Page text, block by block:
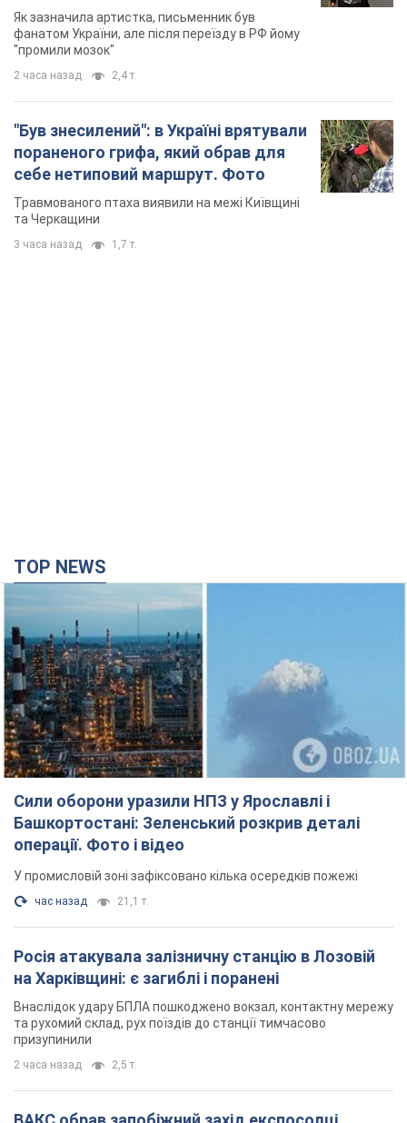
не знав, а тепер хоче геноциду
українців
Як зазначила артистка, письменник був
фанатом України, але після переїзду в РФ йому
"промили мозок"
2 часа назад 2,4 т.
"Був знесилений": в Україні врятували
пораненого грифа, який обрав для
себе нетиповий маршрут. Фото
Травмованого птаха виявили на межі Київщині
та Черкащини
3 часа назад 1,7 т.
TOP NEWS
Сили оборони уразили НПЗ у Ярославлі і
Башкортостані: Зеленський розкрив деталі
операції. Фото і відео
У промисловій зоні зафіксовано кілька осередків пожежі
час назад 21,1 т.
Росія атакувала залізничну станцію в Лозовій
на Харківщині: є загиблі і поранені
Внаслідок удару БПЛА пошкоджено вокзал, контактну мережу
та рухомий склад, рух поїздів до станції тимчасово
призупинили
2 часа назад 2,5 т.